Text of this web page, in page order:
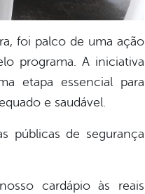
foi palco de uma ação
programa. A iniciativa
etapa essencial para
e saudável.
públicas de segurança
cardápio às reais